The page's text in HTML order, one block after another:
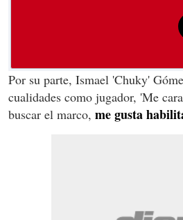
Por su parte, Ismael 'Chuky'
cualidades como jugador, 'Me
buscar el marco, me gusta